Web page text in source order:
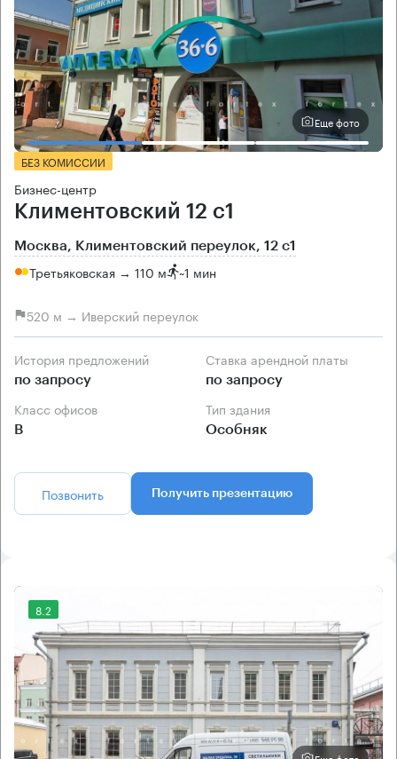
Еще фото
БЕЗ КОМИССИИ
Бизнес-центр
Климентовский 12 с1
Москва, Климентовский переулок, 12 с1
Третьяковская → 110 м ~1 мин
520 м → Иверский переулок
История предложений
по запросу
Ставка арендной платы
по запросу
Класс офисов
B
Тип здания
Особняк
Позвонить Получить презентацию
8.2